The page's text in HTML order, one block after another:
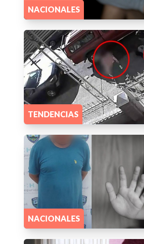
NACIONALES
TENDENCIAS
NACIONALES